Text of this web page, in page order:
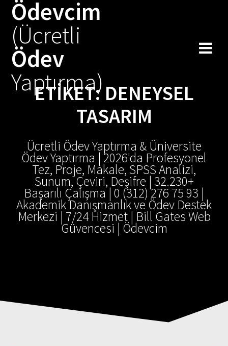
Ödevcim
(Ücretli
Ödev
Yaptırma)
ETIKET:DENEYSEL
TASARIM
Ücretli Ödev Yaptırma & Üniversite
Ödev Yaptırma | 2026'da Profesyonel
Tez, Proje, Makale, SPSS Analizi,
Sunum, Çeviri, Deşifre | 32.230+
Başarılı Çalışma | 0 (312) 276 75 93 |
Akademik Danışmanlık ve Ödev Destek
Merkezi | 7/24 Hizmet | Bill Gates Web
Güvencesi | Ödevcim